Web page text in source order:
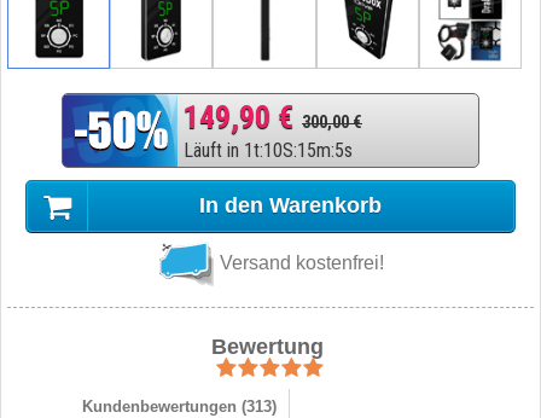
149,90 € 300,00 €
Läuft in 1t:10S:15m:4s
In den Warenkorb
Versand kostenfrei!
Bewertung
Kundenbewertungen (313)